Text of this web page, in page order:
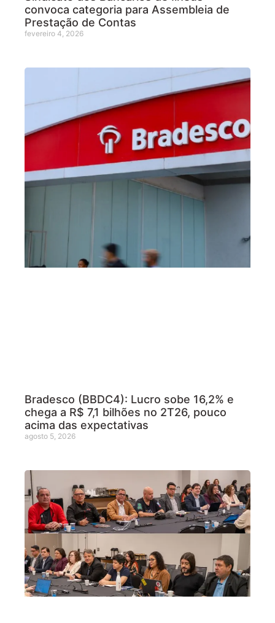
convoca categoria para Assembleia de
Prestação de Contas
fevereiro 4, 2026
Bradesco (BBDC4): Lucro sobe 16,2% e
chega a R$ 7,1 bilhões no 2T26, pouco
acima das expectativas
agosto 5, 2026